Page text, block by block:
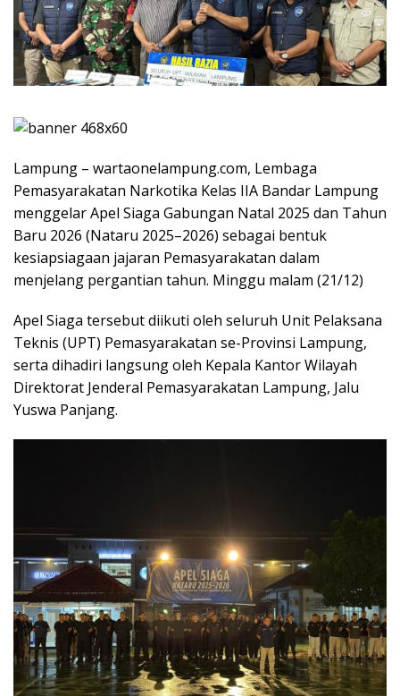
Lampung – wartaonelampung.com, Lembaga
Pemasyarakatan Narkotika Kelas IIA Bandar Lampung
menggelar Apel Siaga Gabungan Natal 2025 dan Tahun
Baru 2026 (Nataru 2025–2026) sebagai bentuk
kesiapsiagaan jajaran Pemasyarakatan dalam
menjelang pergantian tahun. Minggu malam (21/12)
Apel Siaga tersebut diikuti oleh seluruh Unit Pelaksana
Teknis (UPT) Pemasyarakatan se-Provinsi Lampung,
serta dihadiri langsung oleh Kepala Kantor Wilayah
Direktorat Jenderal Pemasyarakatan Lampung, Jalu
Yuswa Panjang.